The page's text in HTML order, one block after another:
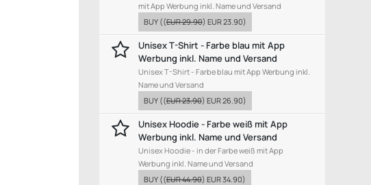
mit App Werbung inkl. Name und Versand
BUY ((EUR 29.90) EUR 23.90)
Unisex T-Shirt - Farbe blau mit App
Werbung inkl. Name und Versand
Unisex T-Shirt - Farbe blau mit App Werbung inkl.
Name und Versand
BUY ((EUR 23.90) EUR 26.90)
Unisex Hoodie - Farbe weiß mit App
Werbung inkl. Name und Versand
Unisex Hoodie - in der Farbe weiß mit App
Werbung inkl. Name und Versand
BUY ((EUR 44.90) EUR 34.90)